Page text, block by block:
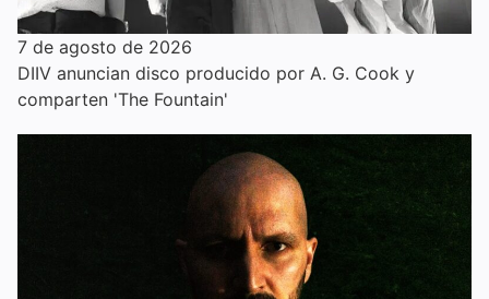
7 de agosto de 2026
DIIV anuncian disco producido por A. G. Cook y
comparten 'The Fountain'